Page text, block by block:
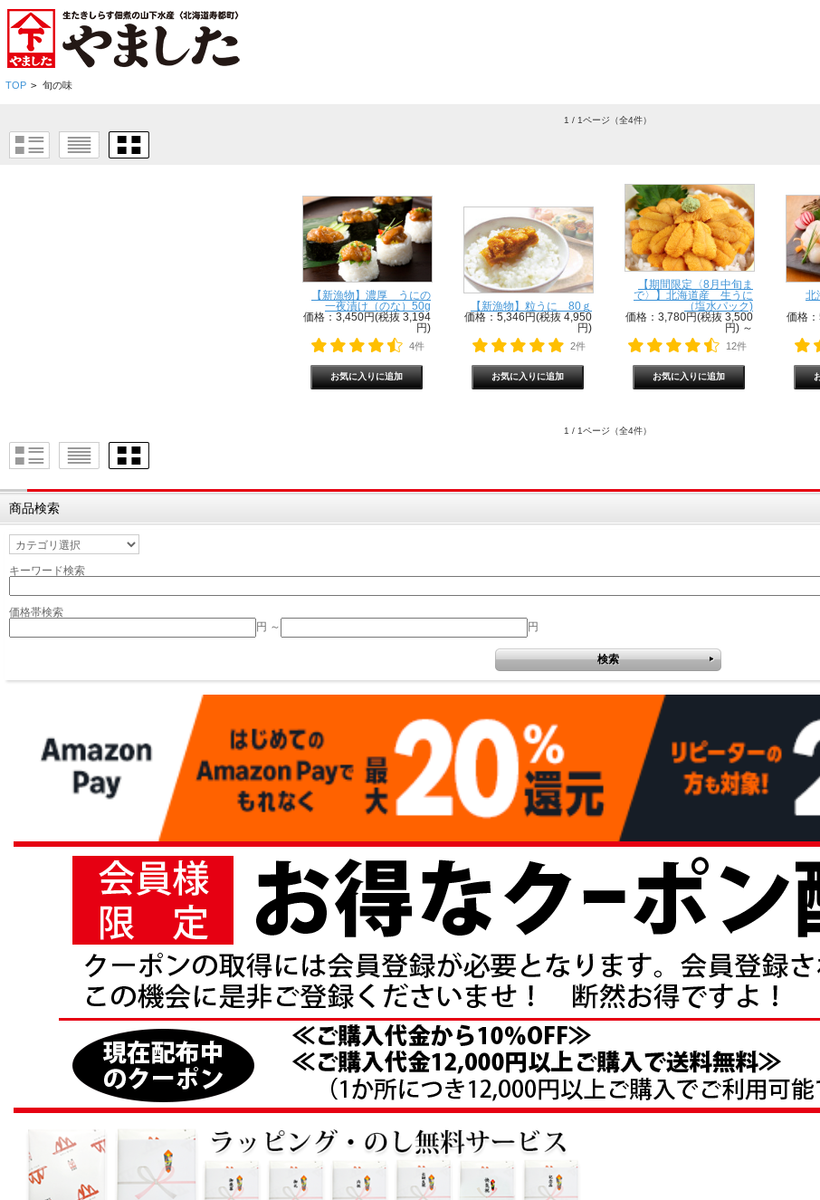
TOP > 旬の味
1 / 1ページ （全4件）
【新漁物】濃厚 うにの
一夜漬け（のな）50g
価格：3,450円(税抜 3,194
円)
4件
【新漁物】粒うに 80ｇ
価格：5,346円(税抜 4,950
円)
2件
【期間限定〈8月中旬ま
で〉】北海道産 生うに
（塩水パック)
価格：3,780円(税抜 3,500
円) ～
12件
北
価格
1 / 1ページ （全4件）
商品検索
キーワード検索
価格帯検索
円 ～
円